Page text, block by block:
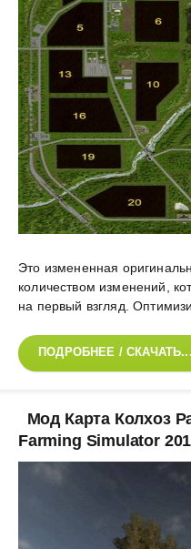
Это измененная
количеством изменений,
на первый взгляд.
ПОДРОБНЕЕ / СКАЧАТЬ...
Мод Карта Колхоз
Farming Simulator